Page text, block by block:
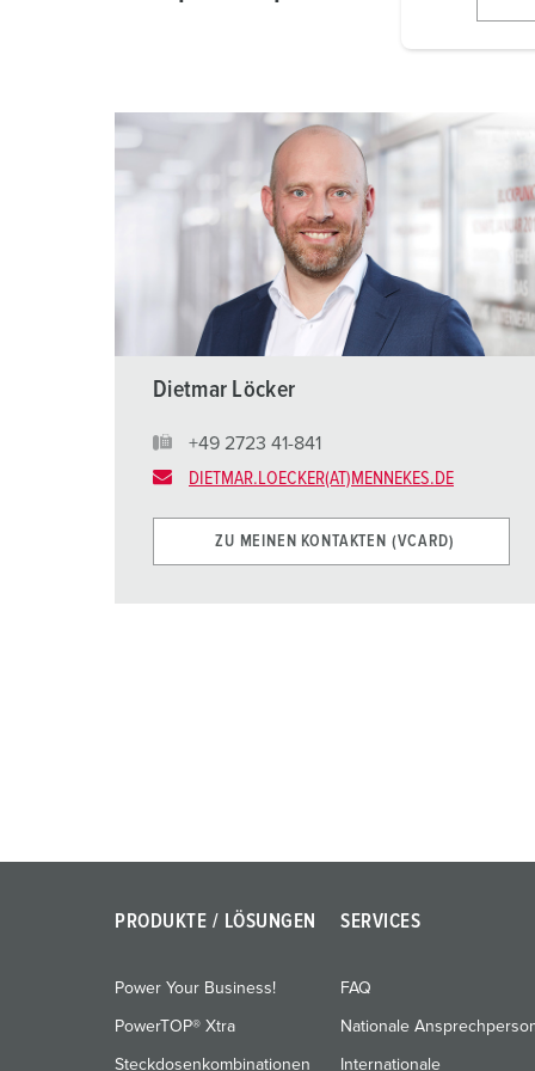
n
a
w
h
Dietmar Löcker
+49 2723 41-841
DIETMAR.LOECKER(AT)MENNEKES.DE
ZU MEINEN KONTAKTEN (VCARD)
PRODUKTE / LÖSUNGEN
Power Your Business!
PowerTOP® Xtra
Steckdosenkombinationen
SERVICES
FAQ
Nationale
Internationale